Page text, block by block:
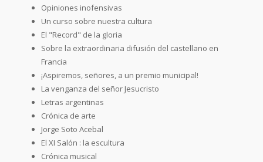
Opiniones inofensivas
Un curso sobre nuestra cultura
El "Record" de la gloria
Sobre la extraordinaria difusión del castellano en
Francia
¡Aspiremos, señores, a un premio municipal!
La venganza del señor Jesucristo
Letras argentinas
Crónica de arte
Jorge Soto Acebal
El XI Salón : la escultura
Crónica musical